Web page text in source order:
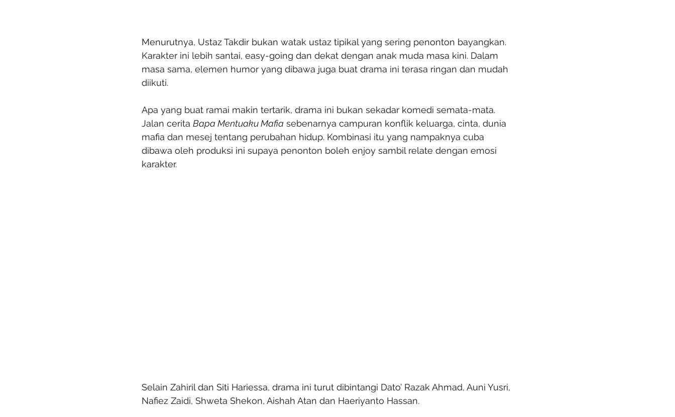
Menurutnya, Ustaz Takdir bukan watak ustaz tipikal yang sering penonton bayangkan.
Karakter ini lebih santai, easy-going dan dekat dengan anak muda masa kini. Dalam
masa sama, elemen humor yang dibawa juga buat drama ini terasa ringan dan mudah
diikuti.
Apa yang buat ramai makin tertarik, drama ini bukan sekadar komedi semata-mata.
Jalan cerita Bapa Mentuaku Mafia sebenarnya campuran konflik keluarga, cinta, dunia
mafia dan mesej tentang perubahan hidup. Kombinasi itu yang nampaknya cuba
dibawa oleh produksi ini supaya penonton boleh enjoy sambil relate dengan emosi
karakter.
Selain Zahiril dan Siti Hariessa, drama ini turut dibintangi Dato’ Razak Ahmad, Auni Yusri,
Nafiez Zaidi, Shweta Shekon, Aishah Atan dan Haeriyanto Hassan.